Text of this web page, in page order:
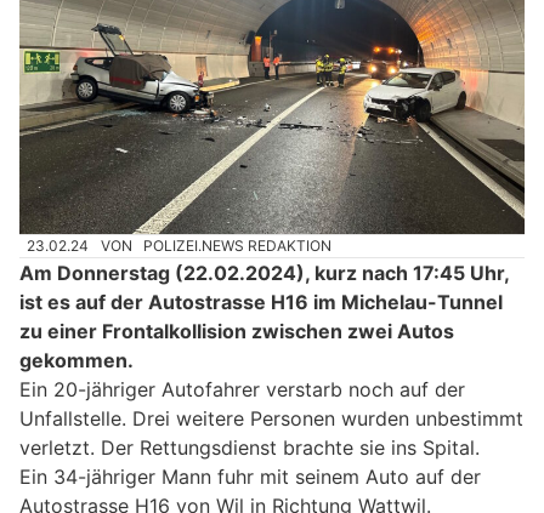
23.02.24 VON POLIZEI.NEWS REDAKTION
Am Donnerstag (22.02.2024), kurz nach 17:45 Uhr,
ist es auf der Autostrasse H16 im Michelau-Tunnel
zu einer Frontalkollision zwischen zwei Autos
gekommen.
Ein 20-jähriger Autofahrer verstarb noch auf der
Unfallstelle. Drei weitere Personen wurden unbestimmt
verletzt. Der Rettungsdienst brachte sie ins Spital.
Ein 34-jähriger Mann fuhr mit seinem Auto auf der
Autostrasse H16 von Wil in Richtung Wattwil.